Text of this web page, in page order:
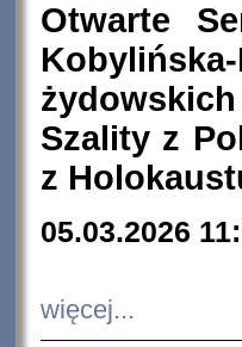
Otwarte
Szality z
z
05.03.2026
więcej...